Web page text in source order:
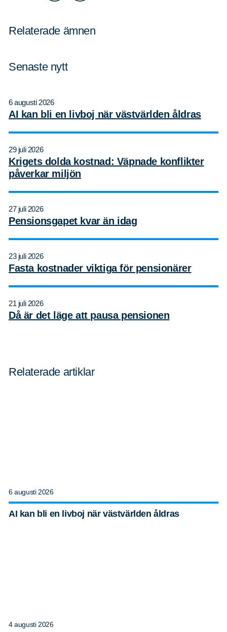
Relaterade ämnen
Senaste nytt
6 augusti 2026
AI kan bli en livboj när västvärlden åldras
29 juli 2026
Krigets dolda kostnad: Väpnade konflikter
påverkar miljön
27 juli 2026
Pensionsgapet kvar än idag
23 juli 2026
Fasta kostnader viktiga för pensionärer
21 juli 2026
Då är det läge att pausa pensionen
Relaterade artiklar
6 augusti 2026
AI kan bli en livboj när västvärlden åldras
4 augusti 2026
Sök på sidan:Sök